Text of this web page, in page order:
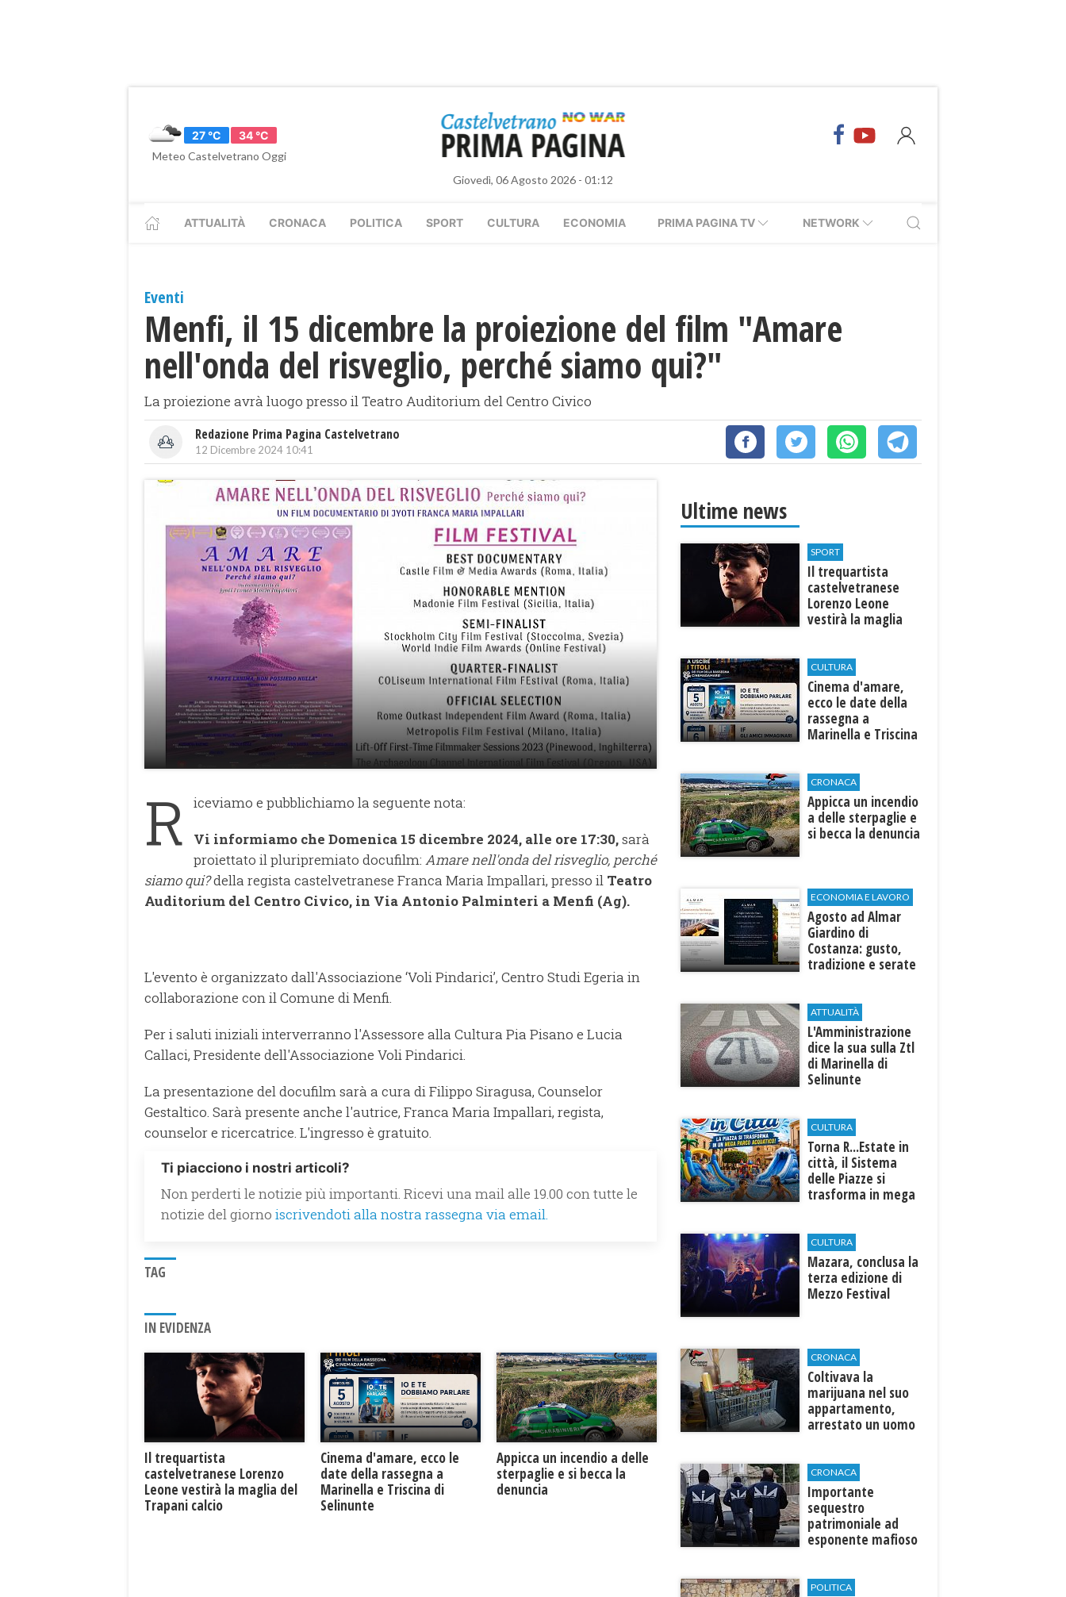
27 °C
34 °C
Meteo Castelvetrano Oggi
Giovedì, 06 Agosto 2026 - 01:12
ATTUALITÀ CRONACA POLITICA SPORT CULTURA ECONOMIA PRIMA PAGINA TV NETWORK
Eventi
Menfi, il 15 dicembre la proiezione del film "Amare
nell'onda del risveglio, perché siamo qui?"
La proiezione avrà luogo presso il Teatro Auditorium del Centro Civico
Redazione Prima Pagina Castelvetrano
12 Dicembre 2024 10:41
R
iceviamo e pubblichiamo la seguente nota:
Vi informiamo che Domenica 15 dicembre 2024, alle ore 17:30,sarà
proiettato il pluripremiato docufilm: Amare nell'onda del risveglio, perché
siamo qui?della regista castelvetranese Franca Maria Impallari, presso il Teatro
Auditorium del Centro Civico, in Via Antonio Palminteri a Menfi (Ag).
L'evento è organizzato dall'Associazione ‘Voli Pindarici’, Centro Studi Egeria in
collaborazione con il Comune di Menfi.
Per i saluti iniziali interverranno l'Assessore alla Cultura Pia Pisano e Lucia
Callaci, Presidente dell'Associazione Voli Pindarici.
La presentazione del docufilm sarà a cura di Filippo Siragusa, Counselor
Gestaltico. Sarà presente anche l'autrice, Franca Maria Impallari, regista,
counselor e ricercatrice. L'ingresso è gratuito.
Ti piacciono i nostri articoli?
Non perderti le notizie più importanti. Ricevi una mail alle 19.00 con tutte le
notizie del giorno iscrivendoti alla nostra rassegna via email.
TAG
IN EVIDENZA
Il trequartista
castelvetranese Lorenzo
Leone vestirà la maglia del
Trapani calcio
Cinema d'amare, ecco le
date della rassegna a
Marinella e Triscina di
Selinunte
Appicca un incendio a delle
sterpaglie e si becca la
denuncia
Ultime news
SPORT
Il trequartista
castelvetranese
Lorenzo Leone
vestirà la maglia
CULTURA
Cinema d'amare,
ecco le date della
rassegna a
Marinella e Triscina
CRONACA
Appicca un incendio
a delle sterpaglie e
si becca la denuncia
ECONOMIA E LAVORO
Agosto ad Almar
Giardino di
Costanza: gusto,
tradizione e serate
esterni
ATTUALITÀ
L'Amministrazione
dice la sua sulla Ztl
di Marinella di
Selinunte
CULTURA
Torna R...Estate in
città, il Sistema
delle Piazze si
trasforma in mega
CULTURA
​Mazara, conclusa la
terza edizione di
Mezzo Festival
CRONACA
Coltivava la
marijuana nel suo
appartamento,
arrestato un uomo
CRONACA
Importante
sequestro
patrimoniale ad
esponente mafioso
POLITICA